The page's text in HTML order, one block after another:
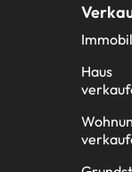
Haus